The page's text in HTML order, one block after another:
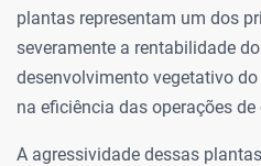
plantas representam um dos
severamente a rentabilidade
desenvolvimento vegetativo
na eficiência das operações de
A agressividade dessas